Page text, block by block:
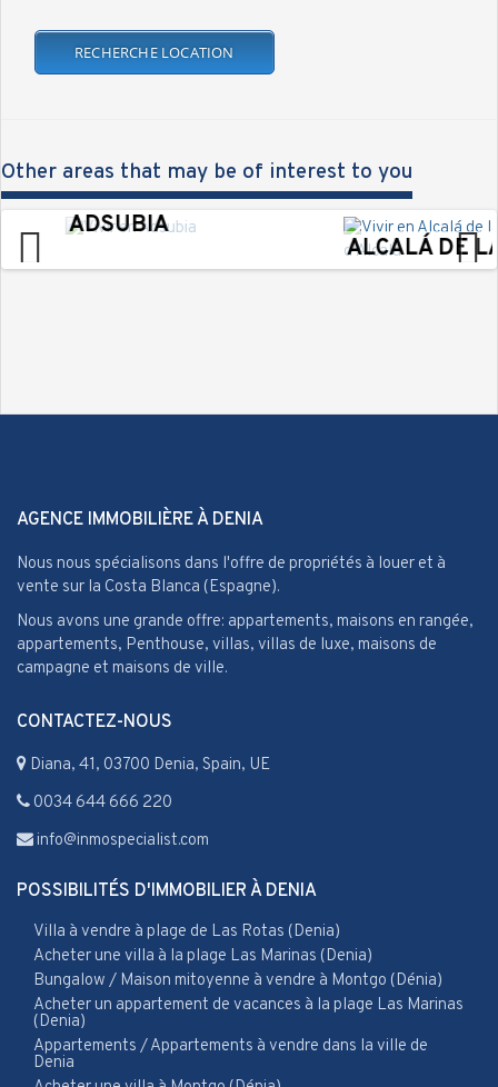
Other areas that may be of interest to you
ADSUBIA
ALCALÁ DE LA
AGENCE IMMOBILIÈRE À DENIA
Nous nous spécialisons dans l'offre de propriétés à louer et à
vente sur la Costa Blanca (Espagne).
Nous avons une grande offre: appartements, maisons en rangée,
appartements, Penthouse, villas, villas de luxe, maisons de
campagne et maisons de ville.
CONTACTEZ-NOUS
Diana, 41, 03700 Denia, Spain, UE
0034 644 666 220
info@inmospecialist.com
POSSIBILITÉS D'IMMOBILIER À DENIA
Villa à vendre à plage de Las Rotas (Denia)
Acheter une villa à la plage Las Marinas (Denia)
Bungalow / Maison mitoyenne à vendre à Montgo (Dénia)
Acheter un appartement de vacances à la plage Las Marinas
(Denia)
Appartements / Appartements à vendre dans la ville de
Denia